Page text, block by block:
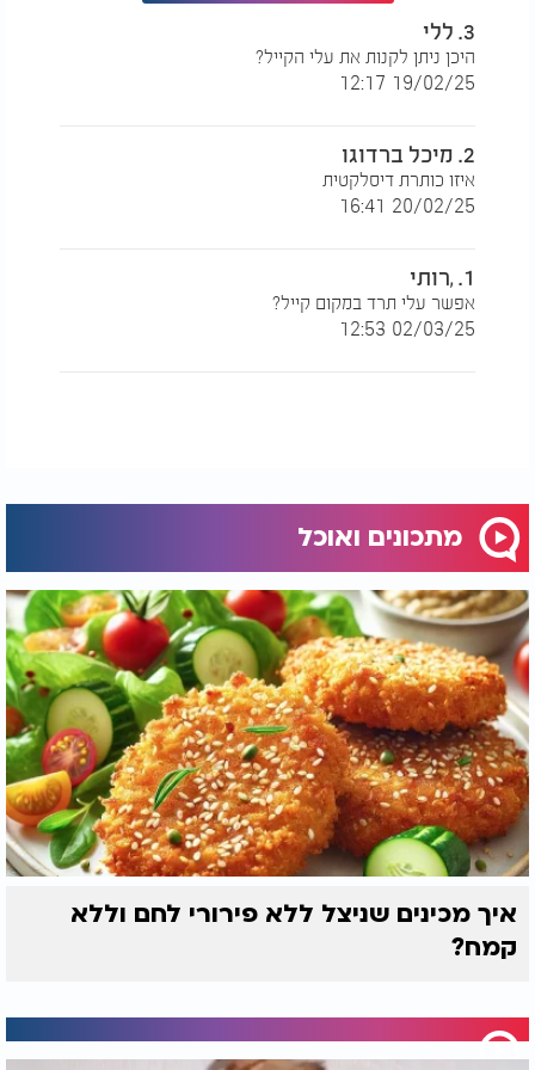
3. ללי
היכן ניתן לקנות את עלי הקייל?
19/02/25 12:17
2. מיכל ברדוגו
איזו כותרת דיסלקטית
20/02/25 16:41
1. ,רותי
אפשר עלי תרד במקום קייל?
02/03/25 12:53
מתכונים ואוכל
איך מכינים שניצל ללא פירורי לחם וללא
קמח?